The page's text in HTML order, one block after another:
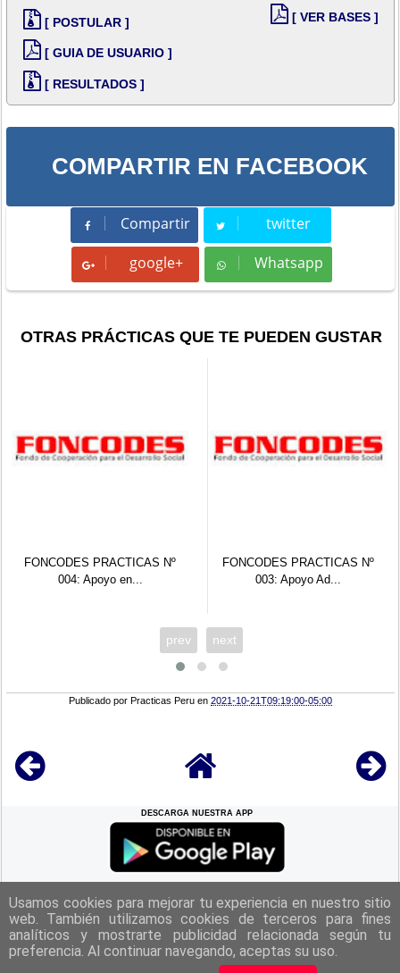
[ POSTULAR ]
[ GUIA DE USUARIO ]
[ RESULTADOS ]
[ VER BASES ]
COMPARTIR EN FACEBOOK
Compartir
Compartir twitter
Tweet
google+ Whatsapp
Whatsapp
OTRAS PRÁCTICAS QUE TE PUEDEN GUSTAR
FONCODES PRACTICAS Nº
003: Apoyo Ad...
UGEL 02: Practicante de Derecho
( 1...
prev next
Publicado porPracticas Peru en2021-10-21T09:19:00-05:00
DESCARGA NUESTRA APP
REGRESAR A LACIMA
|Politica de Privacidad|Aviso Legal| Términos y Condiciones
|
Contacto|
Usamos cookies para mejorar tu experiencia en nuestro sitio
web. También utilizamos cookies de terceros para fines
analíticos y mostrarte publicidad relacionada según tu
preferencia. Al continuar navegando, aceptas su uso.